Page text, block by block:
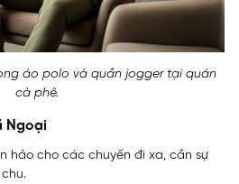
áo polo và quần jogger tại quán
cà phê.
Ngoại
hảo cho các chuyến đi xa, cần sự